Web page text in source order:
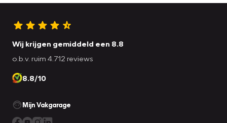
Wij krijgen gemiddeld een 8.8
o.b.v. ruim 4.712 reviews
8.8/10
Mijn Vakgarage